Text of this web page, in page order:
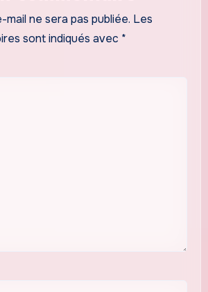
ne sera pas publiée. Les
sont indiqués avec *